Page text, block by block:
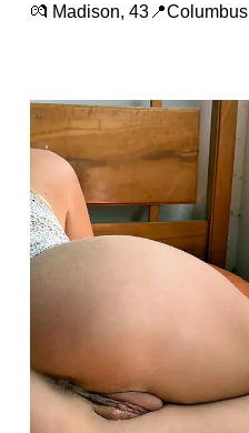
💏 Madison, 43📍Columbus